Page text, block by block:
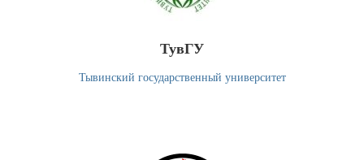
ТувГУ
Тывинский государственный университет